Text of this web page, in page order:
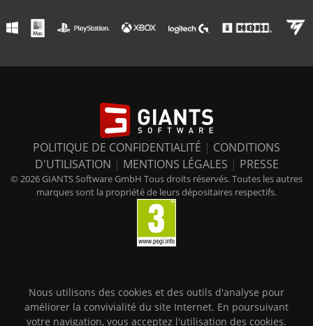
POLITIQUE DE CONFIDENTIALITÉ | CONDITIONS
D'UTILISATION | MENTIONS LÉGALES | PRESSE
© 2026 GIANTS Software GmbH Tous droits réservés. Toutes les autres
marques sont la propriété de leurs dépositaires respectifs.
Nous utilisons des cookies et des outils d'analyse pour
améliorer la convivialité du site Internet. En poursuivant
votre navigation, vous acceptez l'utilisation des cookies.